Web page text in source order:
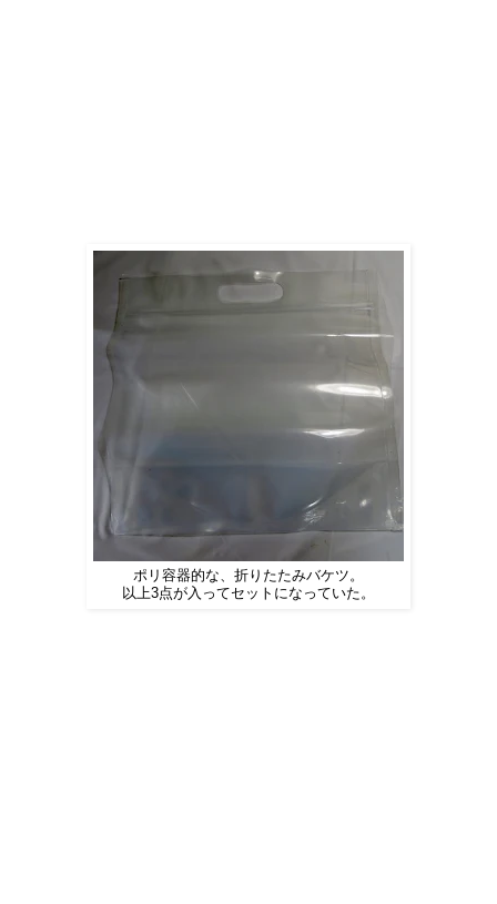
ポリ容器的な、折りたたみバケツ。
以上3点が入ってセットになっていた。